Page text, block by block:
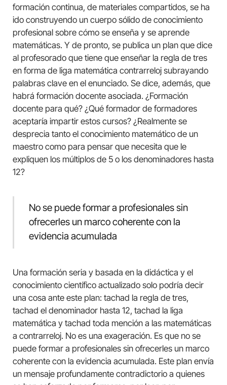
formación continua, de materiales compartidos, se ha
ido construyendo un cuerpo sólido de conocimiento
profesional sobre cómo se enseña y se aprende
matemáticas. Y de pronto, se publica un plan que dice
al profesorado que tiene que enseñar la regla de tres
en forma de liga matemática contrarreloj subrayando
palabras clave en el enunciado. Se dice, además, que
habrá formación docente asociada. ¿Formación
docente para qué? ¿Qué formador de formadores
aceptaría impartir estos cursos? ¿Realmente se
desprecia tanto el conocimiento matemático de un
maestro como para pensar que necesita que le
expliquen los múltiplos de 5 o los denominadores hasta
12?
No se puede formar a profesionales sin
ofrecerles un marco coherente con la
evidencia acumulada
Una formación seria y basada en la didáctica y el
conocimiento científico actualizado solo podría decir
una cosa ante este plan: tachad la regla de tres,
tachad el denominador hasta 12, tachad la liga
matemática y tachad toda mención a las matemáticas
a contrarreloj. No es una exageración. Es que no se
puede formar a profesionales sin ofrecerles un marco
coherente con la evidencia acumulada. Este plan envía
un mensaje profundamente contradictorio a quienes